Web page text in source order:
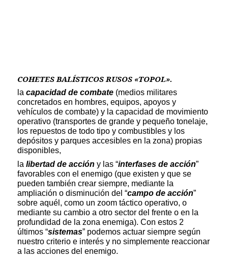
COHETES BALÍSTICOS RUSOS «TOPOL».
lacapacidad de combate (medios militares
concretados en hombres, equipos, apoyos y
vehículos de combate) y la capacidad de movimiento
operativo (transportes de grande y pequeño tonelaje,
los repuestos de todo tipo y combustibles y los
depósitos y parques accesibles en la zona) propias
disponibles,
lalibertad de acción y las “interfases de acción”
favorables con el enemigo (que existen y que se
pueden también crear siempre, mediante la
ampliación o disminución del “campo de acción”
sobre aquél, como un zoom táctico operativo, o
mediante su cambio a otro sector del frente o en la
profundidad de la zona enemiga). Con estos 2
últimos “sistemas” podemos actuar siempre según
nuestro criterio e interés y no simplemente reaccionar
a las acciones del enemigo.